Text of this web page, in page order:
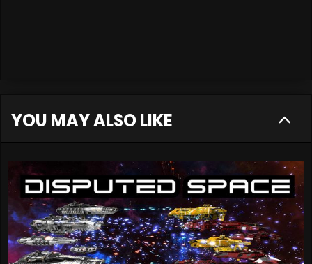
YOU MAY ALSO LIKE